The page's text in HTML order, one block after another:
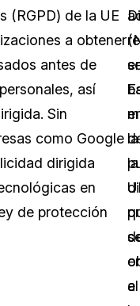
Directas
(RGPD) de la UE
a obtener
antes de
así
Sin
como Google
dirigida
en
de protección
la
a
la
el